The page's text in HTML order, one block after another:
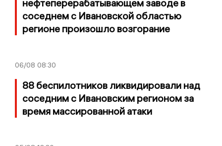
нефтеперерабатывающем заводе в
соседнем с Ивановской областью
регионе произошло возгорание
06/08 08:30
88 беспилотников ликвидировали над
соседним с Ивановским регионом за
время массированной атаки